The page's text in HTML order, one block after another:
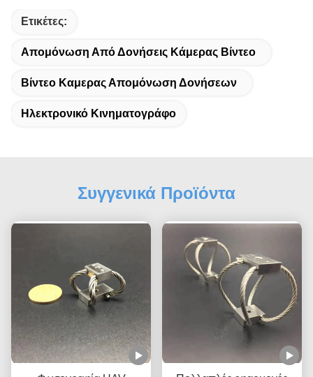
Ετικέτες:
Απομόνωση Από Δονήσεις Κάμερας Βίντεο
Βίντεο Καμερας Απομόνωση Δονήσεων
Ηλεκτρονικό Κινηματογράφο
Συγγενικά Προϊόντα